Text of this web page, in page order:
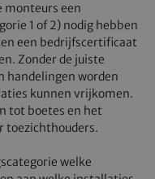
monteurs een
1 of 2) nodig hebben
een bedrijfscertificaat
Zonder de juiste
handelingen worden
kunnen vrijkomen.
tot boetes en het
toezichthouders.
welke